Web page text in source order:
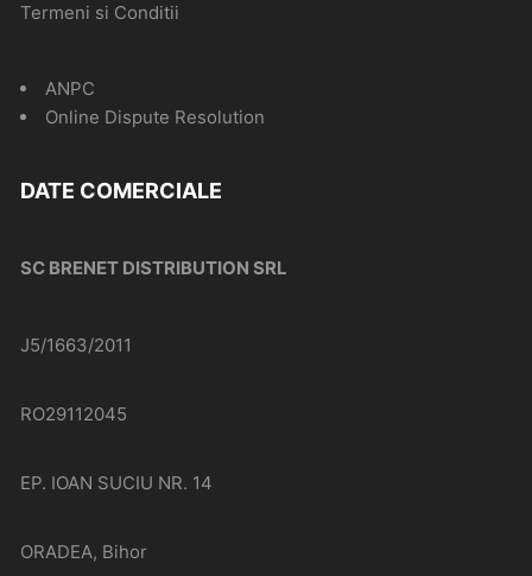
Termeni si Conditii
ANPC
Online Dispute Resolution
DATE COMERCIALE
SC BRENET DISTRIBUTION SRL
J5/1663/2011
RO29112045
EP. IOAN SUCIU NR. 14
ORADEA, Bihor